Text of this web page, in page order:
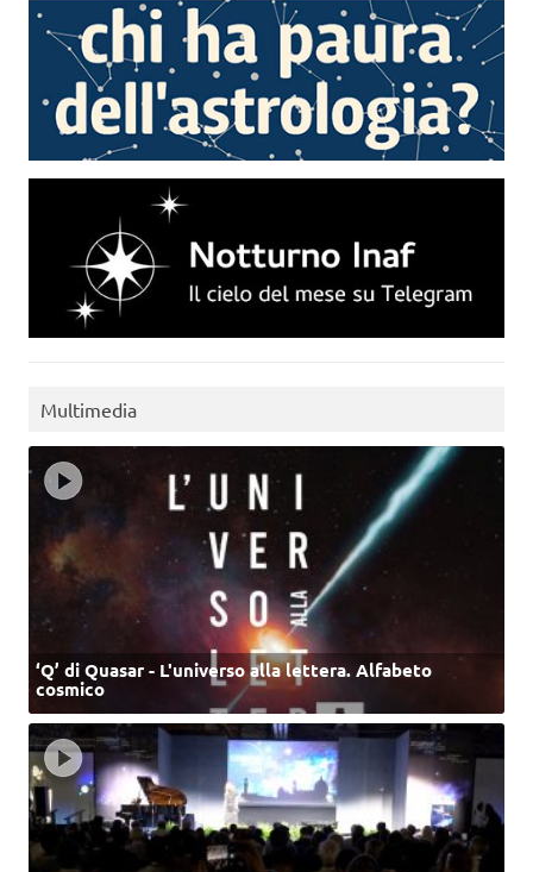
Multimedia
‘Q’ di Quasar - L'universo alla lettera. Alfabeto
cosmico